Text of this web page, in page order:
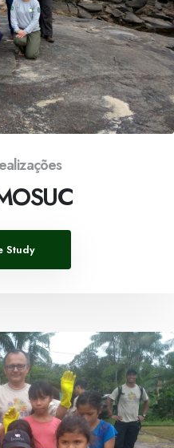
Study